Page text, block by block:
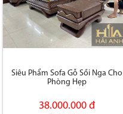
Siêu Phẩm Sofa Gỗ Sồi Nga Cho
Phòng Hẹp
38.000.000 đ